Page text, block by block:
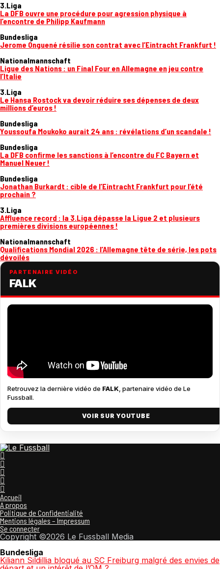
3.Liga
La DFB ouvre une procédure pour agression physique à
l’encontre de Philipp Kaufmann
Bundesliga
Jerome Onguené résilie son contrat avec l’Eintracht Frankfurt !
Nationalmannschaft
Ligue des Nations : un Final Four en Allemagne en jeu contre
l’Italie
3.Liga
Le Hansa Rostock va devoir réduire ses dépenses de deux
millions d’euros !
Bundesliga
Youssoufa Moukoko aurait 24 ans : révélations d’un scandale !
Bundesliga
La DFB confirme les sanctions à l’encontre du FC Bayern et
Manuel Neuer !
Bundesliga
Jonathan Burkardt : cible de l’Eintracht Frankfurt pour l’été
prochain ?
3.Liga
Affluence record : la 3.Liga dépasse la Ligue 2 et plusieurs
premières divisions européennes !
Nationalmannschaft
Qualifications Mondial 2026 : l’Allemagne tête de série, les pots
dévoilés
PARTENAIRE VIDÉO
FALK
Retrouvez la dernière vidéo de FALK , partenaire vidéo de Le
Fussball.
VOIR SUR YOUTUBE
Accueil
A propos
Politique de Confidentialité
Mentions légales – Impressum
Se connecter
Copyright ©2026 Le Fussball Media
Bundesliga
Kiliann Sildillia bloqué au SC Freiburg malgré des envies de